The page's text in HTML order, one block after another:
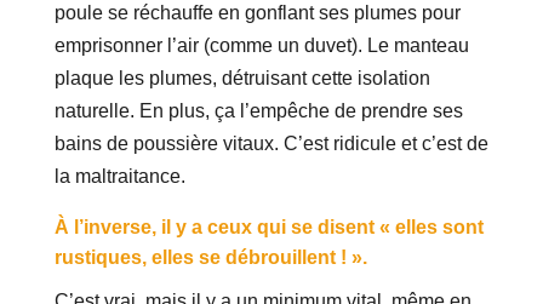
poule se réchauffe en gonflant ses plumes pour
emprisonner l’air (comme un duvet). Le manteau
plaque les plumes, détruisant cette isolation
naturelle. En plus, ça l’empêche de prendre ses
bains de poussière vitaux. C’est ridicule et c’est de
la maltraitance.
À l’inverse, il y a ceux qui se disent « elles sont
rustiques, elles se débrouillent ! ».